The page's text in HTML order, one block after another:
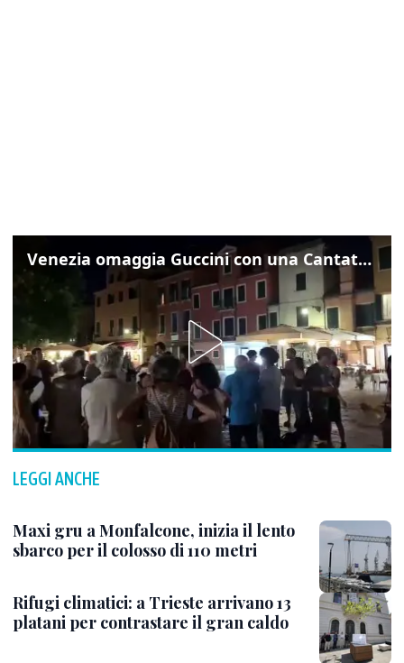
Venezia omaggia Guccini con una Cantata Anarchica in campo Santa Margherita
LEGGI ANCHE
Maxi gru a Monfalcone, inizia il lento
sbarco per il colosso di 110 metri
Rifugi climatici: a Trieste arrivano 13
platani per contrastare il gran caldo